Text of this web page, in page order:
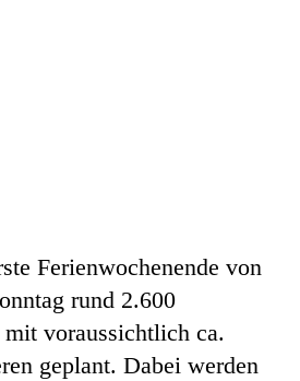
Ferienwochenende von
rund 2.600
voraussichtlich ca.
geplant. Dabei werden